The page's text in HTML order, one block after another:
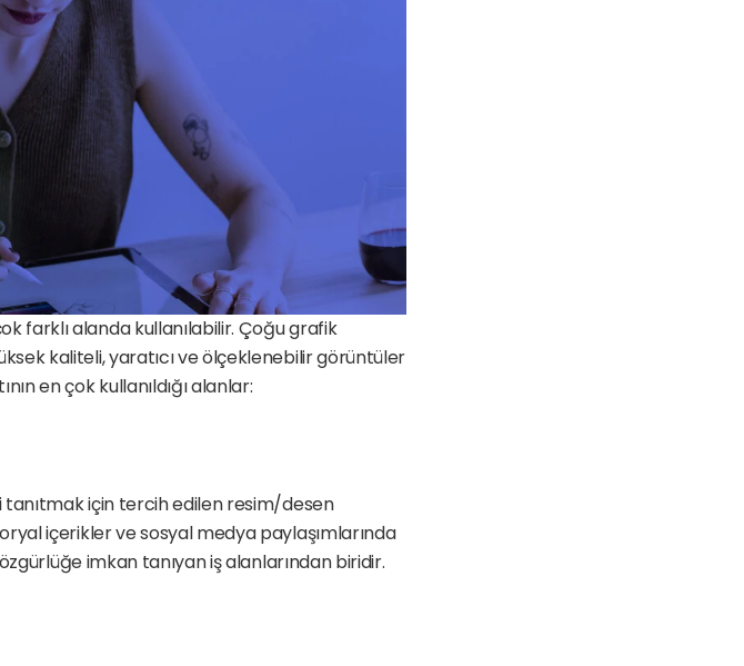
farklı alanda kullanılabilir. Çoğu grafik
kaliteli, yaratıcı ve ölçeklenebilir görüntüler
en çok kullanıldığı alanlar:
için tercih edilen resim/desen
içerikler ve sosyal medya paylaşımlarında
imkan tanıyan iş alanlarından biridir.